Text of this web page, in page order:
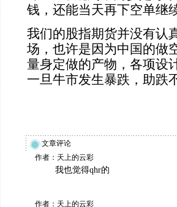
钱，还能当天再下空单继
我们的股指期货并没有认
场，也许是因为中国的做
量身定做的产物，各项设
一旦牛市发生暴跌，助跌
文章评论
作者：天上的云彩
我也觉得qhr的
作者：天上的云彩